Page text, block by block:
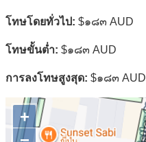
โทษโดยทั่วไป: $๑๘๓ AUD
โทษขั้นต่ำ: $๑๘๓ AUD
การลงโทษสูงสุด: $๑๘๓ AUD
+